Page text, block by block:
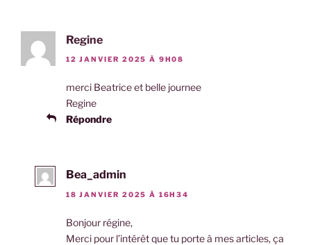
Regine
12 JANVIER 2025 À 9H08
merci Beatrice et belle journee
Regine
Répondre
Bea_admin
18 JANVIER 2025 À 16H34
Bonjour régine,
Merci pour l’intérêt que tu porte à mes articles, ça